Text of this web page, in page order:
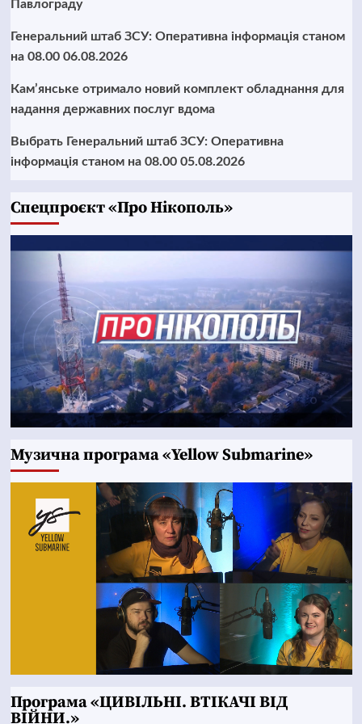
Павлограду
Генеральний штаб ЗСУ: Оперативна інформація станом
на 08.00 06.08.2026
Кам’янське отримало новий комплект обладнання для
надання державних послуг вдома
Выбрать Генеральний штаб ЗСУ: Оперативна
інформація станом на 08.00 05.08.2026
Cпецпроєкт «Про Нікополь»
Музична програма «Yellow Submarine»
Програма «ЦИВІЛЬНІ. ВТІКАЧІ ВІД
ВІЙНИ.»